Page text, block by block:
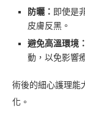
防曬： 即使是
皮膚反黑。
避免高溫環境：
動，以免影響
術後的細心護理能
化。